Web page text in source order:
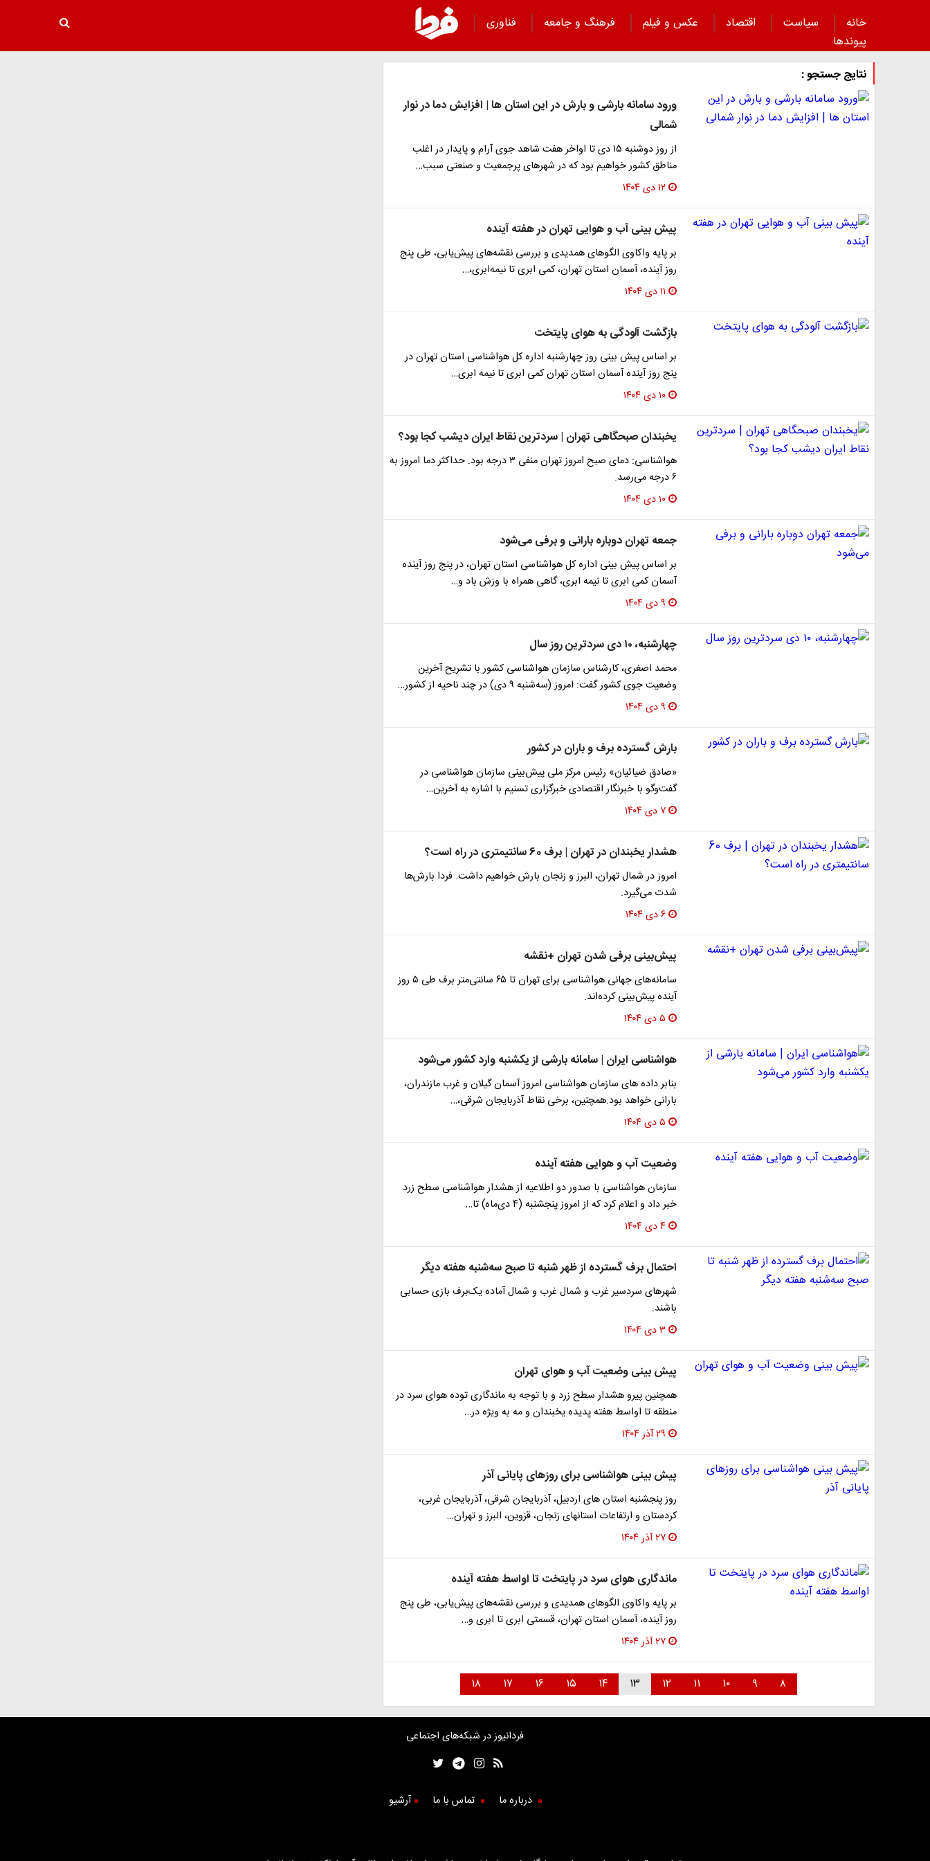
خانه سیاست اقتصاد عکس و فیلم فرهنگ و جامعه
فناوری
پیوند‌ها
نتایج جستجو :
ورود سامانه بارشی و بارش در این استان ها | افزایش دما در نوار
شمالی
از روز دوشنبه ۱۵ دی تا اواخر هفت شاهد جوی آرام و پایدار در اغلب
مناطق کشور خواهیم بود که در شهرهای پرجمعیت و صنعتی سبب…
۱۲ دی ۱۴۰۴
پیش‌ بینی آب و هوایی تهران در هفته آینده
بر پایه واکاوی الگوهای همدیدی و بررسی نقشه‌های پیش‌یابی، طی پنج
روز آینده، آسمان استان تهران، کمی ابری تا نیمه‌ابری،…
۱۱ دی ۱۴۰۴
بازگشت آلودگی به هوای پایتخت
بر اساس پیش بینی روز چهارشنبه اداره کل هواشناسی استان تهران در
پنج روز آینده آسمان استان تهران کمی ابری تا نیمه‌ ابری…
۱۰ دی ۱۴۰۴
یخبندان صبحگاهی تهران | سردترین نقاط ایران دیشب کجا بود؟
هواشناسی: دمای صبح امروز تهران منفی ۳ درجه بود. حداکثر دما امروز به
۶ درجه می‌رسد.
۱۰ دی ۱۴۰۴
جمعه تهران دوباره بارانی و برفی می‌شود
بر اساس پیش بینی اداره کل هواشناسی استان تهران، در پنج روز آینده
آسمان کمی ابری تا نیمه ابری، گاهی همراه با وزش باد و…
۹ دی ۱۴۰۴
چهارشنبه، ۱۰ دی سردترین روز سال
محمد اصغری، کارشناس سازمان هواشناسی کشور با تشریح آخرین
وضعیت جوی کشور گفت: امروز (سه‌شنبه ۹ دی) در چند ناحیه از کشور…
۹ دی ۱۴۰۴
بارش گسترده برف و باران در کشور
«صادق ضیائیان» رئیس مرکز ملی پیش‌بینی سازمان هواشناسی در
گفت‌وگو با خبرنگار اقتصادی خبرگزاری تسنیم با اشاره به آخرین…
۷ دی ۱۴۰۴
هشدار یخبندان در تهران | برف 60 سانتیمتری در راه است؟
امروز در شمال تهران، البرز و زنجان بارش خواهیم داشت. فردا بارش‌ها
شدت می‌گیرد.
۶ دی ۱۴۰۴
پیش‌بینی‌ برفی شدن تهران +نقشه
سامانه‌های جهانی هواشناسی برای تهران تا ۶۵ سانتی‌متر برف طی ۵ روز
آینده پیش‌بینی کرده‌اند.
۵ دی ۱۴۰۴
هواشناسی ایران | سامانه بارشی از یکشنبه وارد کشور می‌شود
بنابر داده های سازمان هواشناسی امروز آسمان گیلان و غرب مازندران،
بارانی خواهد بود.همچنین، برخی نقاط آذربایجان شرقی،…
۵ دی ۱۴۰۴
وضعیت آب و هوایی هفته آینده
سازمان هواشناسی با صدور دو اطلاعیه از هشدار هواشناسی سطح زرد
خبر داد و اعلام کرد که از امروز پنجشنبه (۴ دی‌ماه) تا…
۴ دی ۱۴۰۴
احتمال برف گسترده از ظهر شنبه تا صبح سه‌شنبه هفته دیگر
شهرهای سردسیر غرب و شمال غرب و شمال آماده یک‌برف بازی حسابی
باشند.
۳ دی ۱۴۰۴
پیش بینی وضعیت آب و هوای تهران
همچنین پیرو هشدار سطح زرد و با توجه به ماندگاری توده هوای سرد در
منطقه تا اواسط هفته پدیده یخبندان و مه به ویژه در…
۲۹ آذر ۱۴۰۴
پیش بینی هواشناسی برای روزهای پایانی آذر
روز پنجشنبه استان های اردبیل، آذربایجان شرقی، آذربایجان غربی،
کردستان و ارتفاعات استانهای زنجان، قزوین، البرز و تهران…
۲۷ آذر ۱۴۰۴
ماندگاری هوای سرد در پایتخت تا اواسط هفته آینده
بر پایه واکاوی الگو‌های همدیدی و بررسی نقشه‌های پیش‌یابی، طی پنج
روز آینده، آسمان استان تهران، قسمتی ابری تا ابری و…
۲۷ آذر ۱۴۰۴
۸ ۹ ۱۰ ۱۱ ۱۲ ۱۳ ۱۴ ۱۵ ۱۶ ۱۷ ۱۸
فردانیوز در شبکه‌های اجتماعی
درباره ما تماس با ما آرشیو